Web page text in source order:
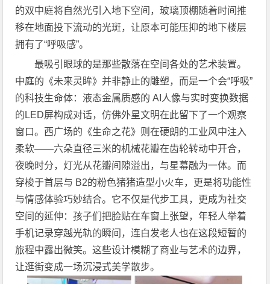
的双中庭将自然光引入地下空间，玻璃顶棚随着时间推
移在地面投下流动的光斑，让原本可能压抑的地下楼层
拥有了“呼吸感”。
最吸引眼球的是那些散落在空间各处的艺术装置。
中庭的《未来灵眸》并非静止的雕塑，而是一个会“呼吸”
的科技生命体：液态金属质感的 AI人像与实时变换数据
的LED屏构成对话，仿佛外星文明在此留下了一个观察
窗口。西广场的《生命之花》则在硬朗的工业风中注入
柔软——六朵直径三米的机械花瓣在齿轮转动中开合，
夜晚时分，灯光从花瓣间隙溢出，与星幕融为一体。而
穿梭于首层与 B2的粉色猪猪造型小火车，更是将功能性
与情感体验巧妙结合。它不仅是代步工具，更成为社交
空间的延伸：孩子们把脸贴在车窗上张望，年轻人举着
手机记录穿越光轨的瞬间，连白发老人也在这段短暂的
旅程中露出微笑。这些设计模糊了商业与艺术的边界，
让逛街变成一场沉浸式美学散步。